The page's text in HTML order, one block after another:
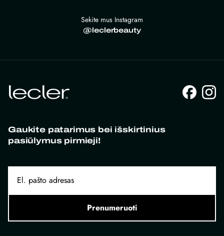
Sekite mus Instagram
@leclerbeauty
Gaukite patarimus bei išskirtinius
pasiūlymus pirmieji!
Prenumeruoti